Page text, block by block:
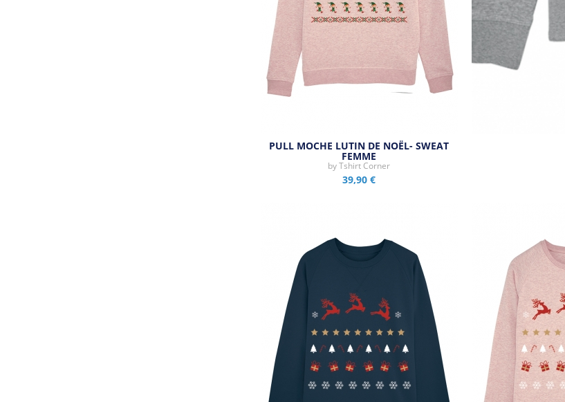
Aperçu rapide
PULL MOCHE LUTIN DE NOËL- SWEAT
FEMME
byTshirt Corner
39,90 €